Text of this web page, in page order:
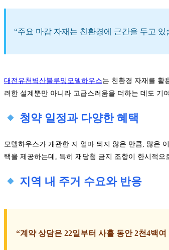
“주요 마감 자재는 친환경에 근간을 두고 있
대전유천벽산블루밍모델하우스는 친환경 자재를 활
려한 설계뿐만 아니라 고급스러움을 더하는 데도 기
청약 일정과 다양한 혜택
모델하우스가 개관한 지 얼마 되지 않은 만큼, 많은
택을 제공하는데, 특히 재당첨 금지 조항이 한시적
지역 내 주거 수요와 반응
“계약 상담은 22일부터 사흘 동안 2천4백